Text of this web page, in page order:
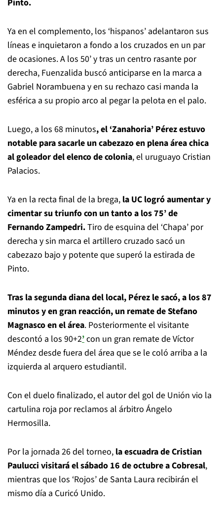
Pinto.
Ya en el complemento, los ‘hispanos’ adelantaron sus
líneas e inquietaron a fondo a los cruzados en un par
de ocasiones. A los 50’ y tras un centro rasante por
derecha, Fuenzalida buscó anticiparse en la marca a
Gabriel Norambuena y en su rechazo casi manda la
esférica a su propio arco al pegar la pelota en el palo.
Luego, a los 68 minutos, el ‘Zanahoria’ Pérez estuvo
notable para sacarle un cabezazo en plena área chica
al goleador del elenco de colonia, el uruguayo Cristian
Palacios.
Ya en la recta final de la brega, la UC logró aumentar y
cimentar su triunfo con un tanto a los 75’ de
Fernando Zampedri.Tiro de esquina del ‘Chapa’ por
derecha y sin marca el artillero cruzado sacó un
cabezazo bajo y potente que superó la estirada de
Pinto.
Tras la segunda diana del local, Pérez le sacó, a los 87
minutos y en gran reacción, un remate de Stefano
Magnasco en el área. Posteriormente el visitante
descontó a los 90+2’con un gran remate de Víctor
Méndez desde fuera del área que se le coló arriba a la
izquierda al arquero estudiantil.
Con el duelo finalizado, el autor del gol de Unión vio la
cartulina roja por reclamos al árbitro Ángelo
Hermosilla.
Por la jornada 26 del torneo, la escuadra de Cristian
Paulucci visitará el sábado 16 de octubre a Cobresal,
mientras que los ‘Rojos’ de Santa Laura recibirán el
mismo día a Curicó Unido.